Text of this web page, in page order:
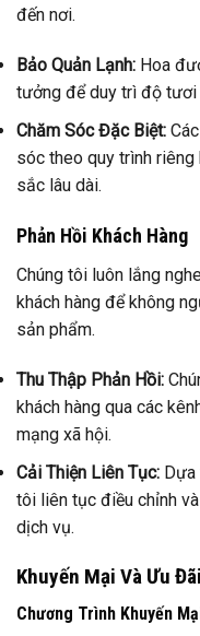
đến nơi.
Bảo Quản Lạnh: Hoa
tưởng để duy trì độ tươi
Chăm Sóc Đặc Biệt:
sóc theo quy trình
sắc lâu dài.
Phản Hồi Khách Hàng
Chúng tôi luôn lắng
khách hàng để không
sản phẩm.
Thu Thập Phản Hồi:
khách hàng qua các
mạng xã hội.
Cải Thiện Liên Tục: Dựa
tôi liên tục điều chỉnh
dịch vụ.
Khuyến Mại Và Ưu
Chương Trình Khuyến